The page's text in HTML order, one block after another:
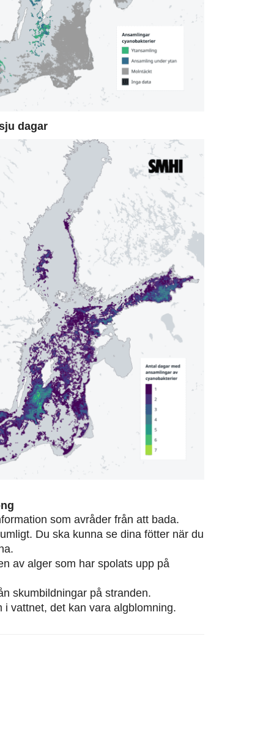
dagar
som avråder från att bada.
Du ska kunna se dina fötter när du
av alger som har spolats upp på
skumbildningar på stranden.
i vattnet, det kan vara algblomning.